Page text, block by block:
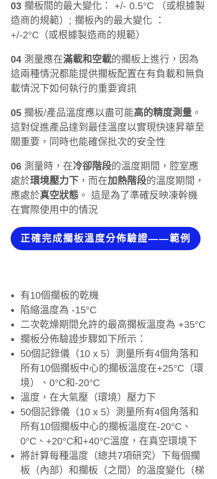
03 擱板間的最大變化： +/- 0.5°C （或根據製
造商的規範）; 擱板內的最大變化 ：
+/-2°C（或根據製造商的規範）
04 測量應在滿載和空載的擱板上進行，因為
這兩種情況都能提供擱板配置在有負載和無負
載情況下如何執行的重要資訊
05 擱板/產品溫度應以盡可能高的精度測量 。
這對促進產品達到最佳溫度以實現快速昇華至
關重要，同時也能確保批次的安全性
06 測量時，在冷卻階段的溫度期間，腔室應
處於環境壓力下 ，而在加熱階段的溫度期間，
應處於真空狀態 。 這是為了準確反映凍幹機
在實際使用中的情況
正確完成擱板溫度分佈驗證——範例
有10個擱板的乾機
陷縮溫度為 -15°C
二次乾燥期間允許的最高擱板溫度為 +35°C
擱板分佈驗證步驟如下所示：
50個記錄儀（10 x 5）測量所有4個角落和
所有10個擱板中心的擱板溫度在+25°C（環
境）、0°C和-20°C
溫度，在大氣壓（環境）壓力下
50個記錄儀（10 x 5）測量所有4個角落和
所有10個擱板中心的擱板溫度在-20°C、
0°C、+20°C和+40°C溫度，在真空環境下
將計算每種溫度（總共7項研究）下每個擱
板（內部）和擱板（之間）的溫度變化（梯